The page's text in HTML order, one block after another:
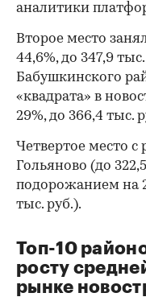
аналитики
Второе место
44,6%, до 347,9
Бабушкинского
«квадрата» в
29%, до 366,4 тыс.
Четвертое место с
Гольяново (до
подорожанием на
тыс. руб.).
Топ-10
росту
рынке